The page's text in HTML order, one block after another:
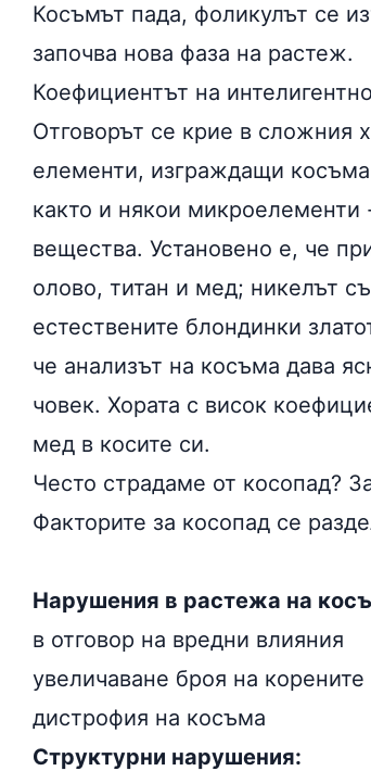
Косъмът пада, фоликулът се
започва нова фаза на растеж.
Коефициентът на
Отговорът се крие в сложния
елементи, изграждащи косъма
както и някои микроелементи
вещества. Установено е, че
олово, титан и мед; никелът
естествените блондинки
че анализът на косъма дава
човек. Хората с висок
мед в косите си.
Често страдаме от косопад?
Факторите за косопад се
Нарушения в растежа на
в отговор на вредни влияния
увеличаване броя на корените
дистрофия на косъма
Структурни нарушения: